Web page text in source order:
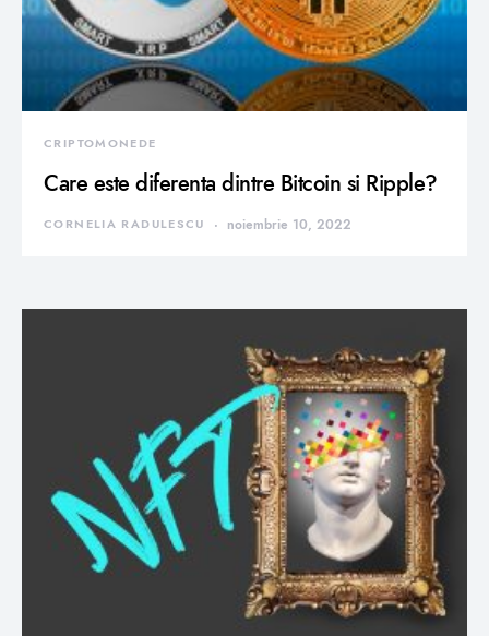
CRIPTOMONEDE
Care este diferenta dintre Bitcoin si Ripple?
CORNELIA RADULESCU noiembrie 10, 2022